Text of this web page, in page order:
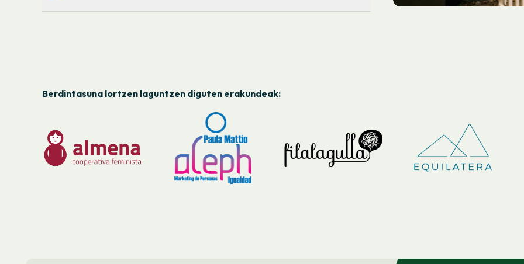
Berdintasuna lortzen laguntzen diguten erakundeak: